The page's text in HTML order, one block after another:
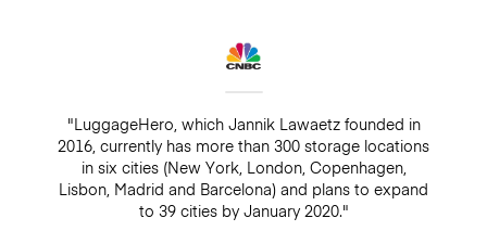
"LuggageHero, which Jannik Lawaetz founded in
2016, currently has more than 300 storage locations
in six cities (New York, London, Copenhagen,
Lisbon, Madrid and Barcelona) and plans to expand
to 39 cities by January 2020."